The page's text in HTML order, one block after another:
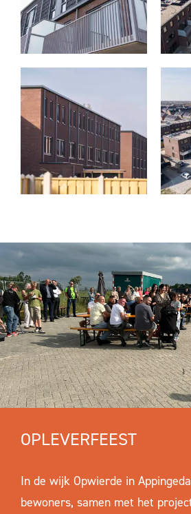
OPLEVERFEEST
In de wijk Opwierde in
bewoners, samen met het